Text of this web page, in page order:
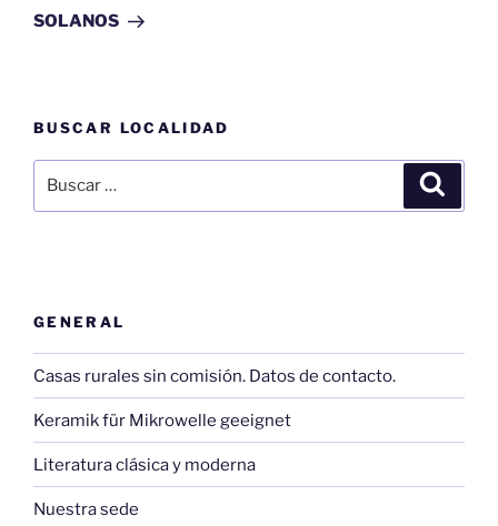
entrada
SOLANOS
BUSCAR LOCALIDAD
por:
GENERAL
Casas rurales sin comisión. Datos de contacto.
Keramik für Mikrowelle geeignet
Literatura clásica y moderna
Nuestra sede